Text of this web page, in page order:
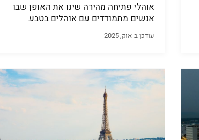
אוהלי פתיחה מהירה שינו את האופן שבו
אנשים מתמודדים עם אוהלים בטבע.
האוהלים...
עודכן ב-אוק, 2025